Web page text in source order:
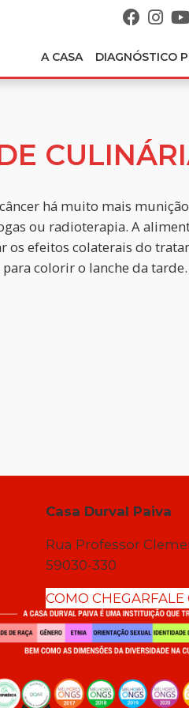
A CASA DIAGNÓSTICO
há muito mais
ou radioterapia. A
os efeitos colaterais do
colorir o lanche da tarde.
Casa Durval Paiva
Rua Professor
59030-330
COMO CHEGARFALE